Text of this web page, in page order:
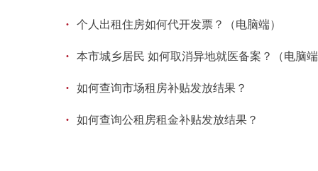
· 个人出租住房如何代开发票？（电脑端）
· 本市城乡居民 如何取消异地就医备案？（电脑
· 如何查询市场租房补贴发放结果？
· 如何查询公租房租金补贴发放结果？